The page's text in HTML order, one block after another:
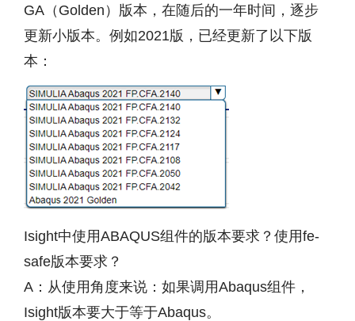
GA（Golden）版本，在随后的一年时间，逐步
更新小版本。例如2021版，已经更新了以下版
本：
Isight中使用ABAQUS组件的版本要求？使用fe-
safe版本要求？
A：从使用角度来说：如果调用Abaqus组件，
Isight版本要大于等于Abaqus。